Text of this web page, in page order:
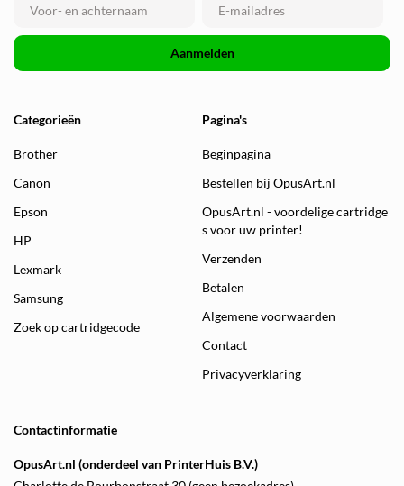
Aanmelden
Categorieën
Brother
Canon
Epson
HP
Lexmark
Samsung
Zoek op cartridgecode
Pagina's
Beginpagina
Bestellen bij OpusArt.nl
OpusArt.nl - voordelige cartridge
s voor uw printer!
Verzenden
Betalen
Algemene voorwaarden
Contact
Privacyverklaring
Contactinformatie
OpusArt.nl (onderdeel van PrinterHuis B.V.)